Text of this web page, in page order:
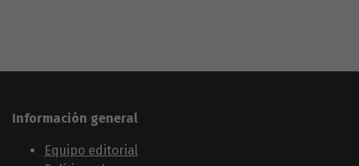
Información general
Equipo editorial